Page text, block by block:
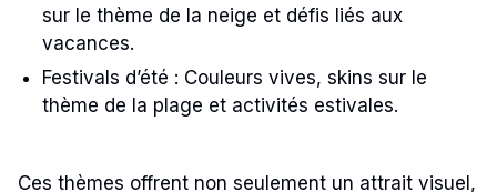
sur le thème de la neige et défis liés aux
vacances.
Festivals d’été : Couleurs vives, skins sur le
thème de la plage et activités estivales.
Ces thèmes offrent non seulement un attrait visuel,